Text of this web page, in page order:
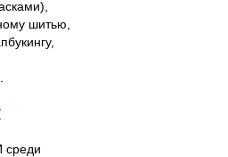
шитью,
среди